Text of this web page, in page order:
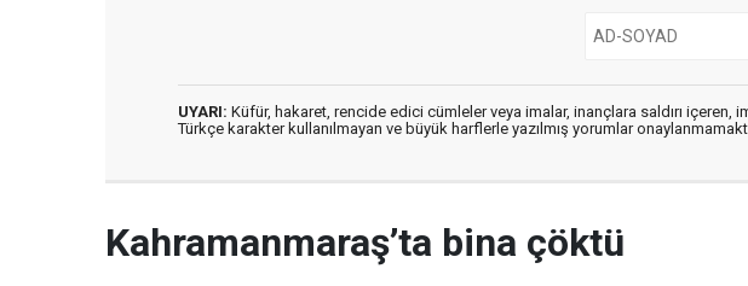
UYARI: Küfür, hakaret, rencide edici cümleler veya imalar, inançlara saldırı içeren,
Türkçe karakter kullanılmayan ve büyük harflerle yazılmış yorumlar
Kahramanmaraş’ta bina çöktü